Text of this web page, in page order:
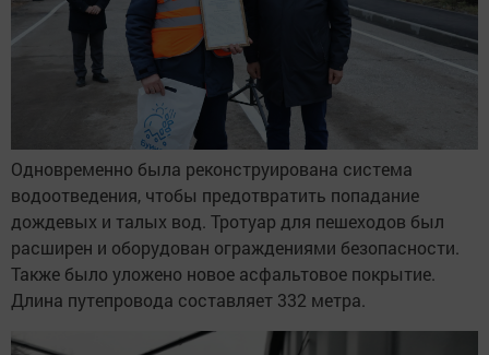
Одновременно была реконструирована система
водоотведения, чтобы предотвратить попадание
дождевых и талых вод. Тротуар для пешеходов был
расширен и оборудован ограждениями безопасности.
Также было уложено новое асфальтовое покрытие.
Длина путепровода составляет 332 метра.